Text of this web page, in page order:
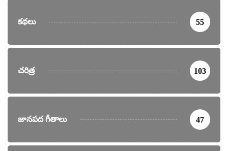
కథలు 55
చరిత్ర 103
జానపద గీతాలు 47